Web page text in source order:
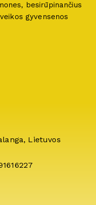
besirūpinančius
gyvensenos
Lietuvos